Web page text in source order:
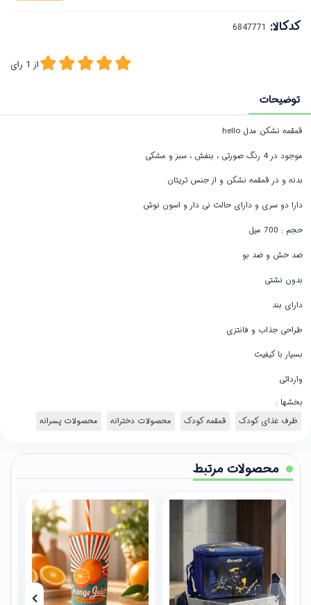
کدکالا:
از 1 رای
توضیحات
قمقمه نشکن مدل hello
موجود در 4 رنگ صورتی ، بنفش ، سبز و مشکی
بدنه و در قمقمه نشکن و از جنس تریتان
دارا دو سری و دارای حالت نی دار و اسون نوش
حجم : 700 میل
ضد خش و ضد بو
بدون نشتی
دارای بند
طراحی جذاب و فانتزی
بسیار با کیفیت
وارداتی
بخشها :
ظرف غذای کودک
قمقمه کودک محصولات دخترانه محصولات پسرانه
محصولات مرتبط